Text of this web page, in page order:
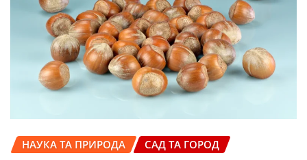
НАУКА ТА ПРИРОДА САД ТА ГОРОД